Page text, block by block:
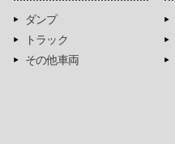
ダンプ
トラック
その他車両